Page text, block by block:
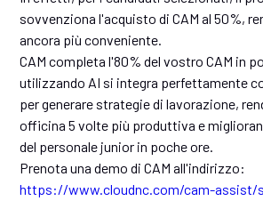
sovvenziona l'acquisto di CAM al 50%,
ancora più conveniente.
CAM completa l'80% del vostro CAM in
utilizzando AI si integra perfettamente
per generare strategie di lavorazione,
officina 5 volte più produttiva e
del personale junior in poche ore.
Prenota una demo di CAM all'indirizzo:
https://www.cloudnc.com/cam-assist/